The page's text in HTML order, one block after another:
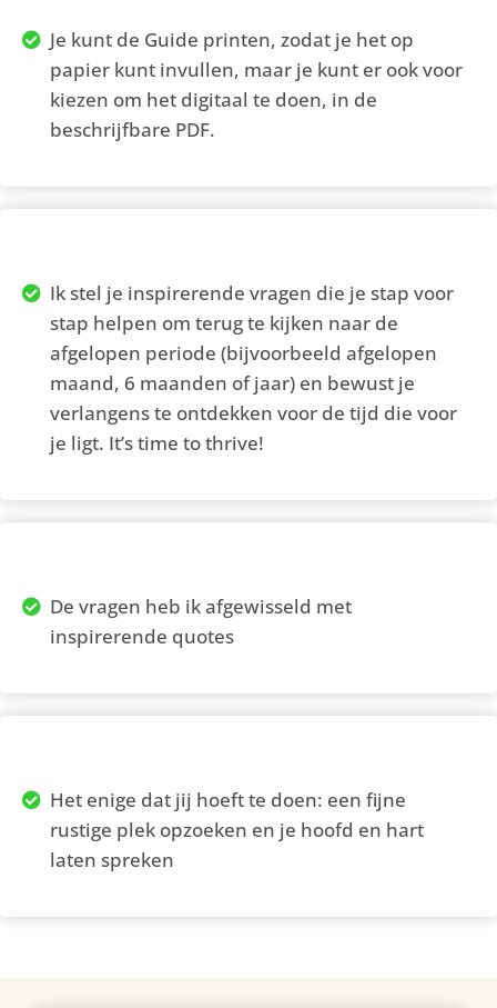
Je kunt de Guide printen, zodat je het op
papier kunt invullen, maar je kunt er ook voor
kiezen om het digitaal te doen, in de
beschrijfbare PDF.
Ik stel je inspirerende vragen die je stap voor
stap helpen om terug te kijken naar de
afgelopen periode (bijvoorbeeld afgelopen
maand, 6 maanden of jaar) en bewust je
verlangens te ontdekken voor de tijd die voor
je ligt. It’s time to thrive!
De vragen heb ik afgewisseld met
inspirerende quotes
Het enige dat jij hoeft te doen: een fijne
rustige plek opzoeken en je hoofd en hart
laten spreken